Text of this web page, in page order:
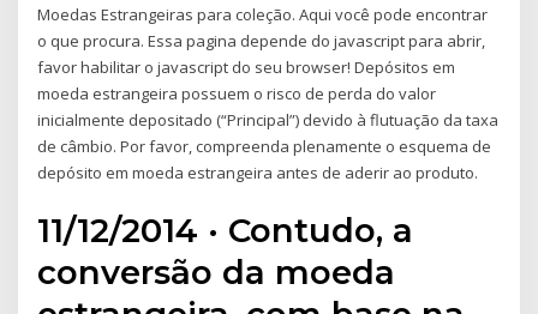
Moedas Estrangeiras para coleção. Aqui você pode encontrar
o que procura. Essa pagina depende do javascript para abrir,
favor habilitar o javascript do seu browser! Depósitos em
moeda estrangeira possuem o risco de perda do valor
inicialmente depositado (“Principal”) devido à flutuação da taxa
de câmbio. Por favor, compreenda plenamente o esquema de
depósito em moeda estrangeira antes de aderir ao produto.
11/12/2014 · Contudo, a
conversão da moeda